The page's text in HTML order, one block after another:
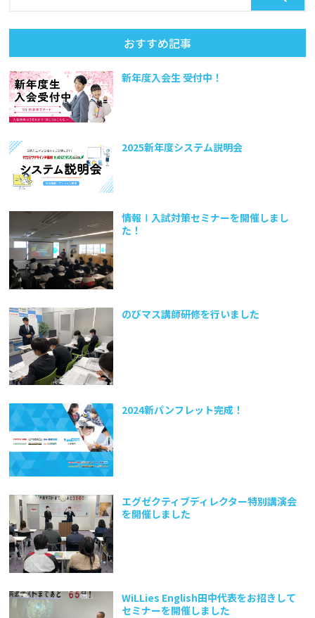
おすすめ記事
新年度入会生 受付中！
2025新年度システム説明会
情報Ⅰ入試対策セミナーを開催しまし
た！
のびマス講師研修を行いました
2024新パンフレット完成！
エグゼクティブディレクター特別講演会
を開催しました
WiLLies English田中代表をお招きして
セミナーを開催しました